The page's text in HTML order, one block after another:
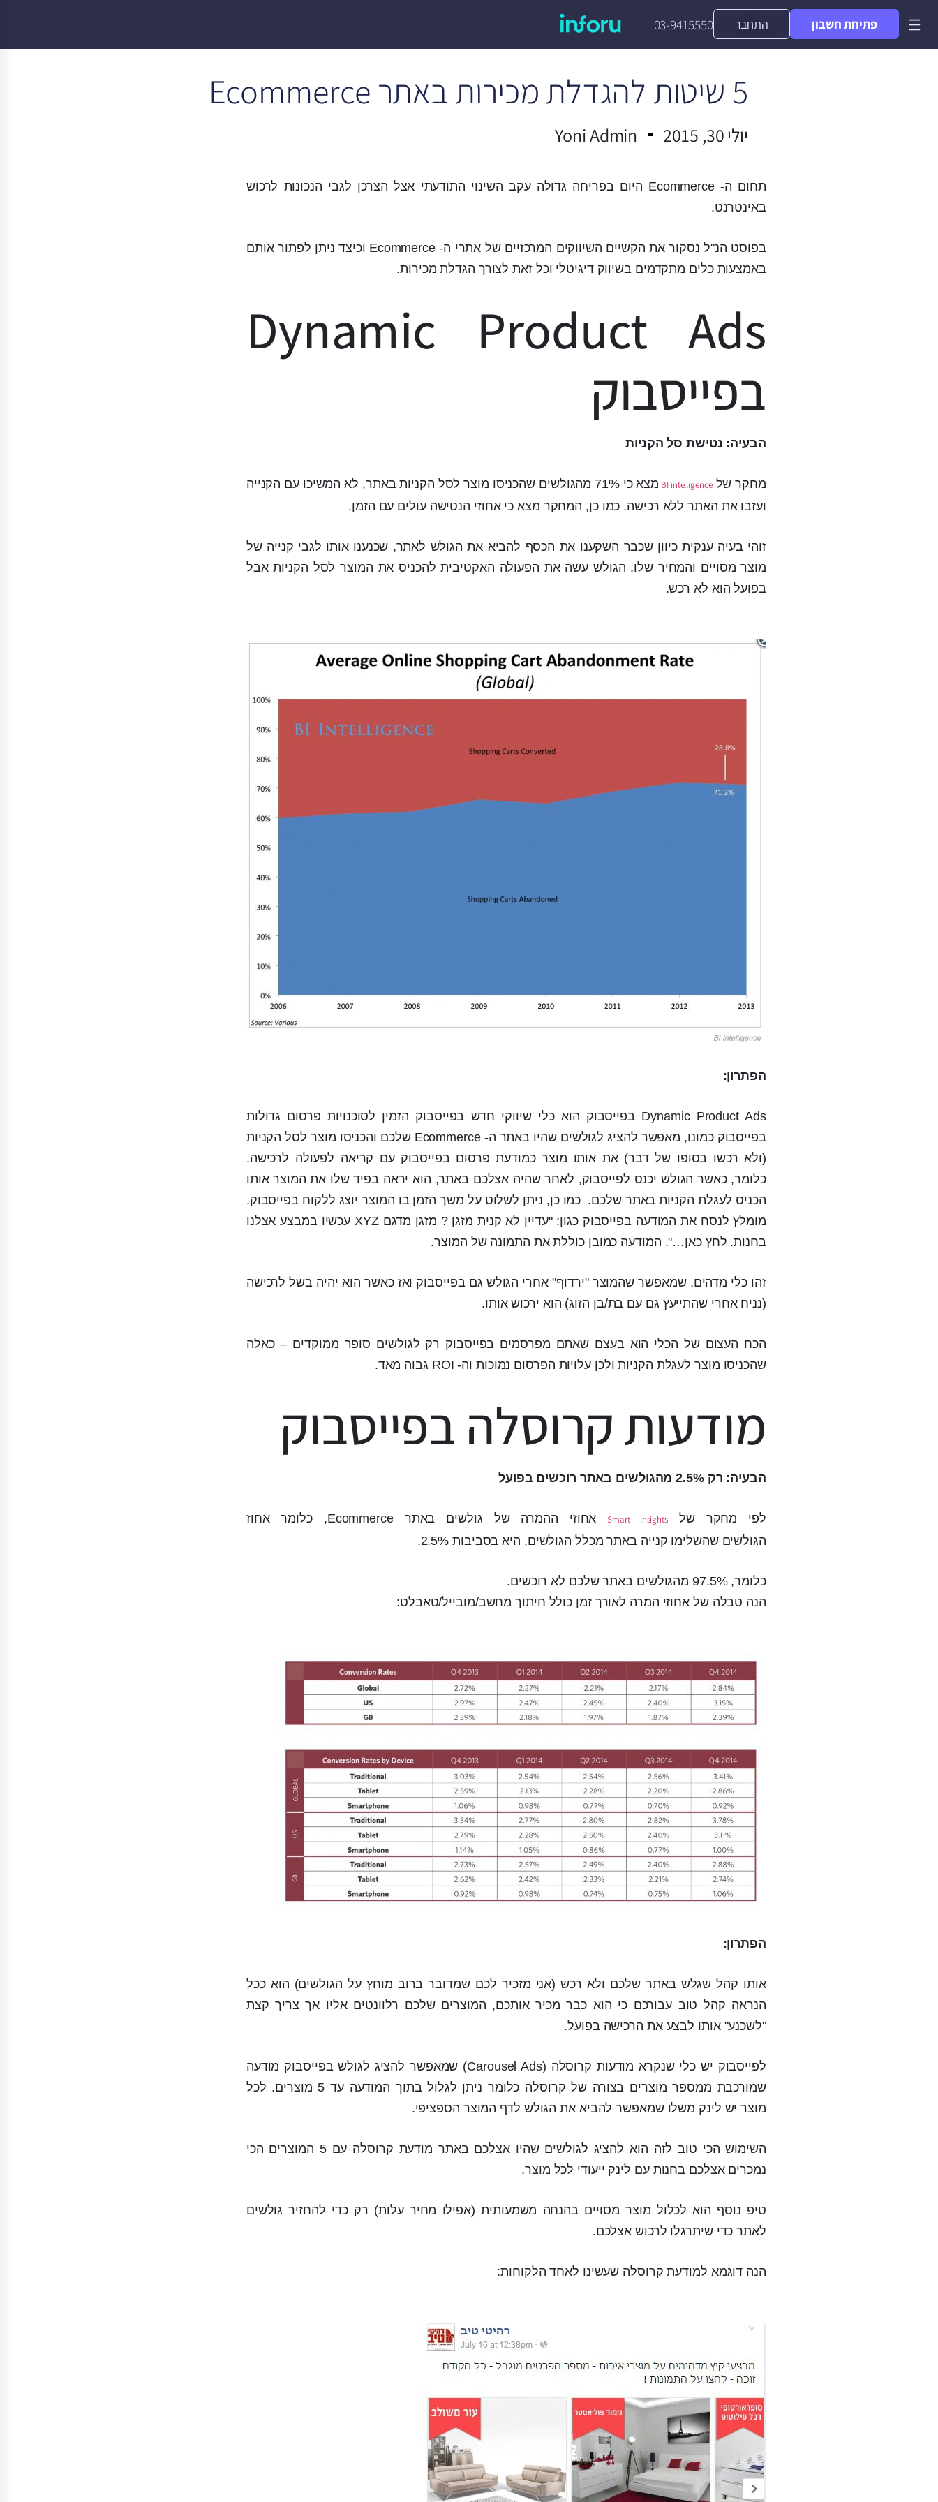
03-9415550 התחבר פתיחת חשבון
5 שיטות להגדלת מכירות באתר Ecommerce
יולי 30, 2015 Yoni Admin
תחום ה- Ecommerce היום בפריחה גדולה עקב השינוי התודעתי אצל הצרכן לגבי הנכונות לרכוש
באינטרנט.
בפוסט הנ"ל נסקור את הקשיים השיווקים המרכזיים של אתרי ה- Ecommerce וכיצד ניתן לפתור אותם
באמצעות כלים מתקדמים בשיווק דיגיטלי וכל זאת לצורך הגדלת מכירות.
Dynamic Product Ads
בפייסבוק
הבעיה: נטישת סל הקניות
מחקר שלBI intelligence
מצא כי 71% מהגולשים שהכניסו מוצר לסל הקניות באתר, לא המשיכו עם הקנייה
ועזבו את האתר ללא רכישה. כמו כן, המחקר מצא כי אחוזי הנטישה עולים עם הזמן.
זוהי בעיה ענקית כיוון שכבר השקענו את הכסף להביא את הגולש לאתר, שכנענו אותו לגבי קנייה של
מוצר מסויים והמחיר שלו, הגולש עשה את הפעולה האקטיבית להכניס את המוצר לסל הקניות אבל
בפועל הוא לא רכש.
הפתרון:
Dynamic Product Ads בפייסבוק הוא כלי שיווקי חדש בפייסבוק הזמין לסוכנויות פרסום גדולות
בפייסבוק כמונו, מאפשר להציג לגולשים שהיו באתר ה- Ecommerce שלכם והכניסו מוצר לסל הקניות
(ולא רכשו בסופו של דבר) את אותו מוצר כמודעת פרסום בפייסבוק עם קריאה לפעולה לרכישה.
כלומר, כאשר הגולש יכנס לפייסבוק, לאחר שהיה אצלכם באתר, הוא יראה בפיד שלו את המוצר אותו
הכניס לעגלת הקניות באתר שלכם. כמו כן, ניתן לשלוט על משך הזמן בו המוצר יוצג ללקוח בפייסבוק.
מומלץ לנסח את המודעה בפייסבוק כגון: "עדיין לא קנית מזגן ? מזגן מדגם XYZ עכשיו במבצע אצלנו
בחנות. לחץ כאן…". המודעה כמובן כוללת את התמונה של המוצר.
זהו כלי מדהים, שמאפשר שהמוצר "ירדוף" אחרי הגולש גם בפייסבוק ואז כאשר הוא יהיה בשל לרכישה
(נניח אחרי שהתייעץ גם עם בת/בן הזוג) הוא ירכוש אותו.
הכח העצום של הכלי הוא בעצם שאתם מפרסמים בפייסבוק רק לגולשים סופר ממוקדים – כאלה
שהכניסו מוצר לעגלת הקניות ולכן עלויות הפרסום נמוכות וה- ROI גבוה מאד.
מודעות קרוסלה בפייסבוק
הבעיה: רק 2.5% מהגולשים באתר רוכשים בפועל
לפי מחקר שלSmart Insights
אחוזי ההמרה של גולשים באתר Ecommerce, כלומר אחוז
הגולשים שהשלימו קנייה באתר מכלל הגולשים, היא בסביבות 2.5%.
כלומר, 97.5% מהגולשים באתר שלכם לא רוכשים.
הנה טבלה של אחוזי המרה לאורך זמן כולל חיתוך מחשב/מובייל/טאבלט:
הפתרון:
אותו קהל שגלש באתר שלכם ולא רכש (אני מזכיר לכם שמדובר ברוב מוחץ על הגולשים) הוא ככל
הנראה קהל טוב עבורכם כי הוא כבר מכיר אותכם, המוצרים שלכם רלוונטים אליו אך צריך קצת
"לשכנע" אותו לבצע את הרכישה בפועל.
לפייסבוק יש כלי שנקרא מודעות קרוסלה (Carousel Ads) שמאפשר להציג לגולש בפייסבוק מודעה
שמורכבת ממספר מוצרים בצורה של קרוסלה כלומר ניתן לגלול בתוך המודעה עד 5 מוצרים. לכל
מוצר יש לינק משלו שמאפשר להביא את הגולש לדף המוצר הספציפי.
השימוש הכי טוב לזה הוא להציג לגולשים שהיו אצלכם באתר מודעת קרוסלה עם 5 המוצרים הכי
נמכרים אצלכם בחנות עם לינק ייעודי לכל מוצר.
טיפ נוסף הוא לכלול מוצר מסויים בהנחה משמעותית (אפילו מחיר עלות) רק כדי להחזיר גולשים
לאתר כדי שיתרגלו לרכוש אצלכם.
הנה דוגמא למודעת קרוסלה שעשינו לאחד הלקוחות: